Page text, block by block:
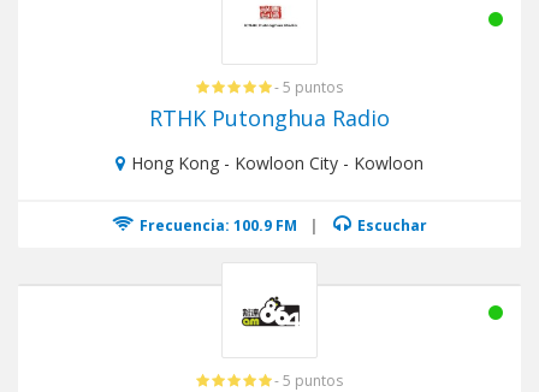
- 5 puntos
RTHK Putonghua Radio
Hong Kong - Kowloon City - Kowloon
Frecuencia: 100.9 FM | Escuchar
- 5 puntos